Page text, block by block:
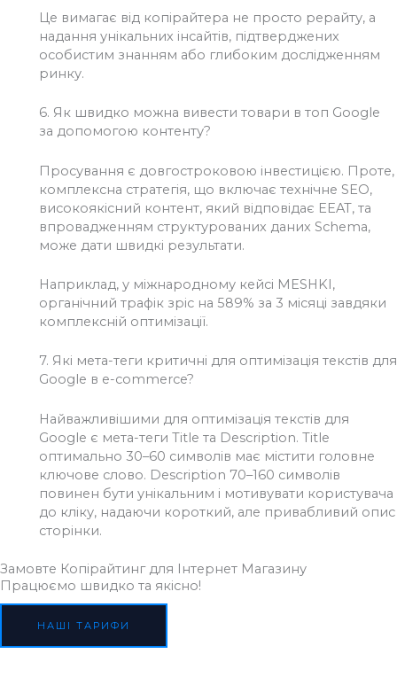
Це вимагає від копірайтера не просто рерайту, а
надання унікальних інсайтів, підтверджених
особистим знанням або глибоким дослідженням
ринку.
6. Як швидко можна вивести товари в топ Google
за допомогою контенту?
Просування є довгостроковою інвестицією. Проте,
комплексна стратегія, що включає технічне SEO,
високоякісний контент, який відповідає EEAT, та
впровадженням структурованих даних Schema,
може дати швидкі результати.
Наприклад, у міжнародному кейсі MESHKI,
органічний трафік зріс на 589% за 3 місяці завдяки
комплексній оптимізації.
7. Які мета-теги критичні для оптимізація текстів для
Google в e-commerce?
Найважливішими для оптимізація текстів для
Google є мета-теги Title та Description. Title
оптимально 30–60 символів має містити головне
ключове слово. Description 70–160 символів
повинен бути унікальним і мотивувати користувача
до кліку, надаючи короткий, але привабливий опис
сторінки.
Замовте Копірайтинг для Інтернет Магазину
Працюємо швидко та якісно!
НАШІ ТАРИФИ